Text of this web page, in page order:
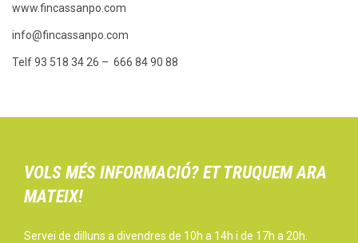
www.fincassanpo.com
info@fincassanpo.com
Telf 93 518 34 26 – 666 84 90 88
VOLS MÉS INFORMACIÓ? ET TRUQUEM ARA
MATEIX!
Servei de dilluns a divendres de 10h a 14h i de 17h a 20h.